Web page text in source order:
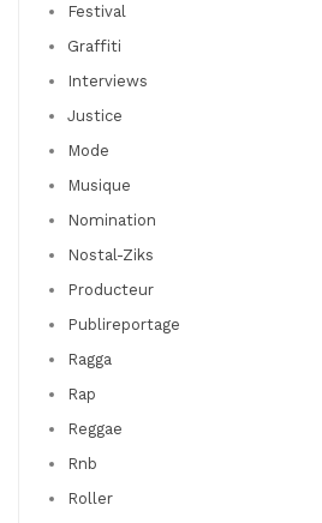
Festival
Graffiti
Interviews
Justice
Mode
Musique
Nomination
Nostal-Ziks
Producteur
Publireportage
Ragga
Rap
Reggae
Rnb
Roller